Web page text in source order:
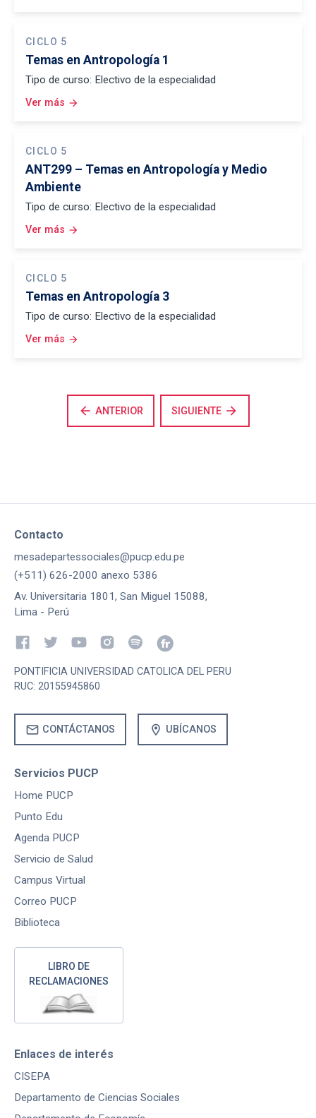
CICLO 5
Temas en Antropología 1
Tipo de curso: Electivo de la especialidad
Ver más arrow_forward
CICLO 5
ANT299 – Temas en Antropología y Medio
Ambiente
Tipo de curso: Electivo de la especialidad
Ver más arrow_forward
CICLO 5
Temas en Antropología 3
Tipo de curso: Electivo de la especialidad
Ver más arrow_forward
arrow_back ANTERIOR SIGUIENTE arrow_forward
Contacto
mesadepartessociales@pucp.edu.pe
(+511) 626-2000 anexo 5386
Av. Universitaria 1801, San Miguel 15088,
Lima - Perú
PONTIFICIA UNIVERSIDAD CATOLICA DEL PERU
RUC: 20155945860
mail CONTÁCTANOS location_on UBÍCANOS
Servicios PUCP
Home PUCP
Punto Edu
Agenda PUCP
Servicio de Salud
Campus Virtual
Correo PUCP
Biblioteca
LIBRO DE
RECLAMACIONES
Enlaces de interés
CISEPA
Departamento de Ciencias Sociales